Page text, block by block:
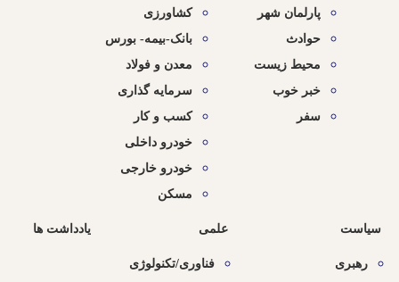
پارلمان شهر
حوادث
محیط زیست
خبر خوب
سفر
کشاورزی
بانک-بیمه- بورس
معدن و فولاد
سرمایه گذاری
کسب و کار
خودرو داخلی
خودرو خارجی
مسکن
سیاست
رهبری
علمی
فناوری/تکنولوژی
یادداشت ها